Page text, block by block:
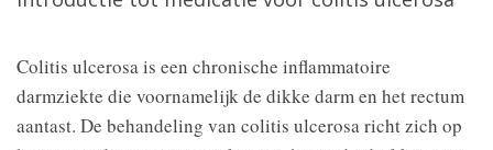
Colitis ulcerosa is een chronische inflammatoire
darmziekte die voornamelijk de dikke darm en het rectum
aantast. De behandeling van colitis ulcerosa richt zich op